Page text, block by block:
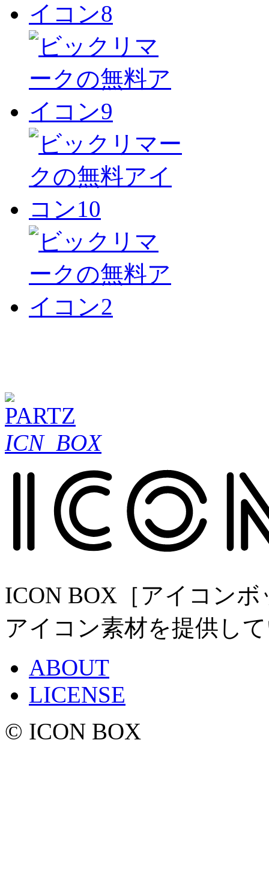
ICN_BOX
ICON BOX［アイコン
アイコン素材を提供し
ABOUT
LICENSE
© ICON BOX